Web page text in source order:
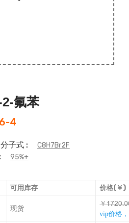
氟苯
4
分子式 : C8H7Br2F
95%+
可用库存 价格(￥)
现货
￥
vip价格